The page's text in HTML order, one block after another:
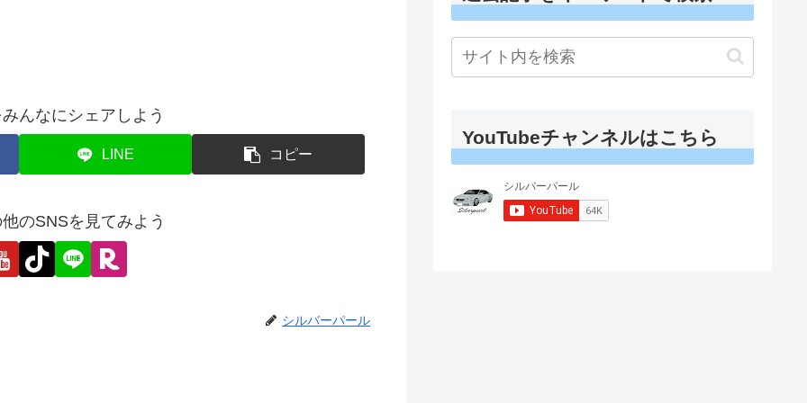
んなにシェアしよう
LINE コピー
のSNSを見てみよう
シルバーパール
YouTubeチャンネルはこちら